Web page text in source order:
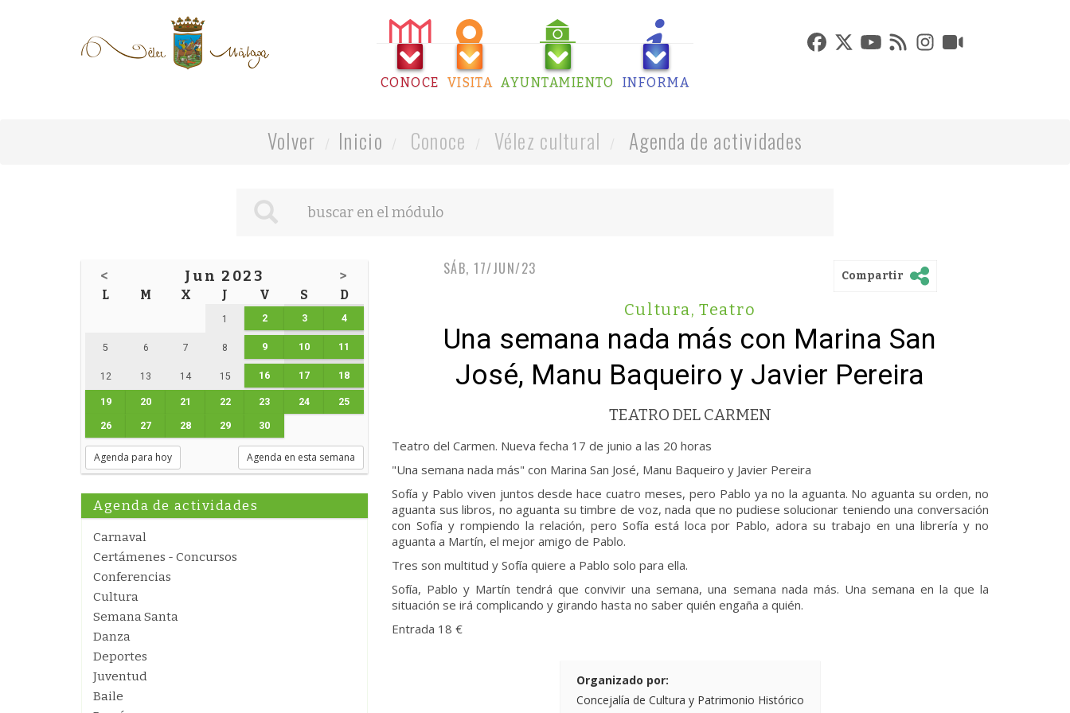
CONOCE VISITA AYUNTAMIENTO INFORMA
Volver Inicio Conoce Vélez cultural Agenda de actividades
< Jun 2023 >
L M X J V S D
1 2 3 4
5 6 7 8 9 10 11
12 13 14 15 16 17 18
19 20 21 22 23 24 25
26 27 28 29 30
Agenda para hoy Agenda en esta semana
Agenda de actividades
Carnaval
Certámenes - Concursos
Conferencias
Cultura
Semana Santa
Danza
Deportes
Juventud
Baile
SÁB, 17/JUN/23 Compartir
Cultura, Teatro
Una semana nada más con Marina San
José, Manu Baqueiro y Javier Pereira
TEATRO DEL CARMEN
Teatro del Carmen. Nueva fecha 17 de junio a las 20 horas
"Una semana nada más" con Marina San José, Manu Baqueiro y Javier Pereira
Sofía y Pablo viven juntos desde hace cuatro meses, pero Pablo ya no la aguanta. No aguanta su orden, no
aguanta sus libros, no aguanta su timbre de voz, nada que no pudiese solucionar teniendo una conversación
con Sofía y rompiendo la relación, pero Sofía está loca por Pablo, adora su trabajo en una librería y no
aguanta a Martín, el mejor amigo de Pablo.
Tres son multitud y Sofía quiere a Pablo solo para ella.
Sofía, Pablo y Martín tendrá que convivir una semana, una semana nada más. Una semana en la que la
situación se irá complicando y girando hasta no saber quién engaña a quién.
Entrada 18 €
Organizado por:
Concejalía de Cultura y Patrimonio Histórico